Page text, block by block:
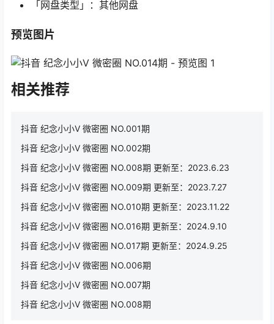
「网盘类型」：其他网盘
预览图片
相关推荐
抖音 纪念小小V 微密圈 NO.001期
抖音 纪念小小V 微密圈 NO.002期
抖音 纪念小小V 微密圈 NO.008期 更新至：2023.6.23
抖音 纪念小小V 微密圈 NO.009期 更新至：2023.7.27
抖音 纪念小小V 微密圈 NO.010期 更新至：2023.11.22
抖音 纪念小小V 微密圈 NO.016期 更新至：2024.9.10
抖音 纪念小小V 微密圈 NO.017期 更新至：2024.9.25
抖音 纪念小小V 微密圈 NO.006期
抖音 纪念小小V 微密圈 NO.007期
抖音 纪念小小V 微密圈 NO.008期